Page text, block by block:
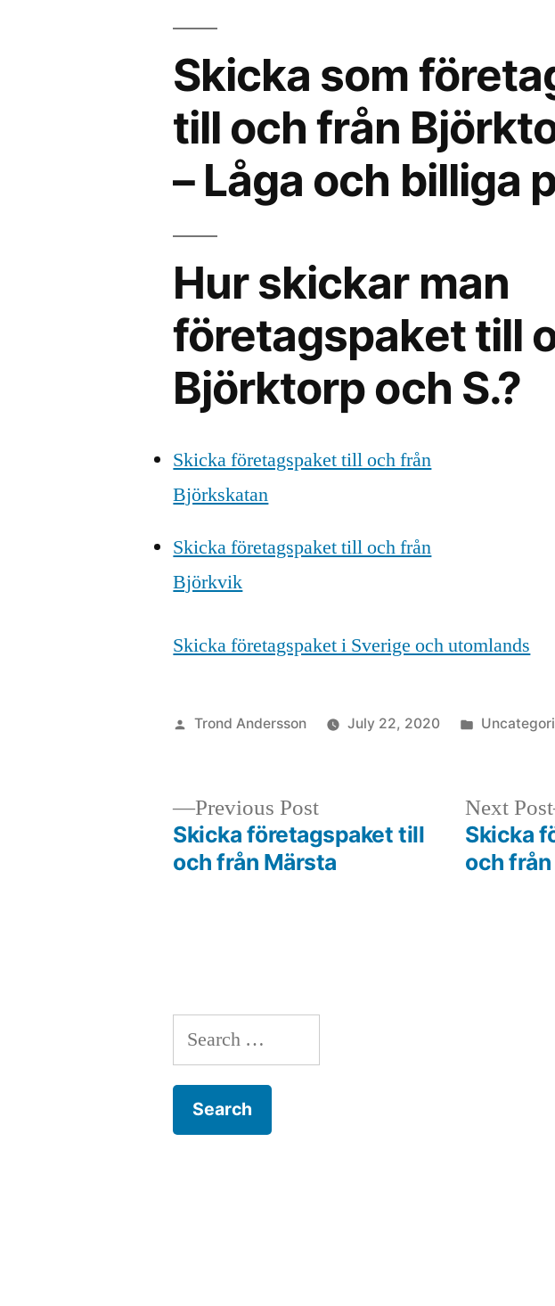
Skicka som
till och från
– Låga och billiga
Hur skickar man
företagspaket till
Björktorp och S.?
Skicka företagspaket till och från
Björkskatan
Skicka företagspaket till och från
Björkvik
Skicka företagspaket i Sverige och utomlands
Posted
Trond Andersson July 22, 2020
Posted
Previous PostPrevious
post:
Skicka företagspaket till
och från Märsta
Next Post
Skicka
och
Search
for: